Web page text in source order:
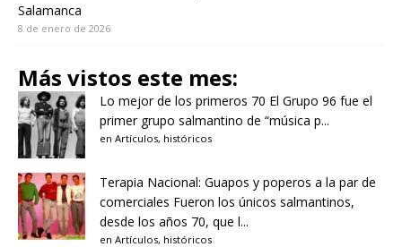
Salamanca
8 de enero de 2026
Más vistos este mes:
Lo mejor de los primeros 70 El Grupo 96 fue el
primer grupo salmantino de “música p...
en Artículos, históricos
Terapia Nacional: Guapos y poperos a la par de
comerciales Fueron los únicos salmantinos,
desde los años 70, que l...
en Artículos, históricos